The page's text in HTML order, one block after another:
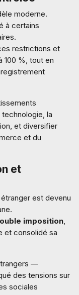
moderne.
à certains
restrictions et
100 %, tout en
la
et diversifier
et du
et
est devenu
imposition,
et consolidé sa
—
des tensions sur
sociales